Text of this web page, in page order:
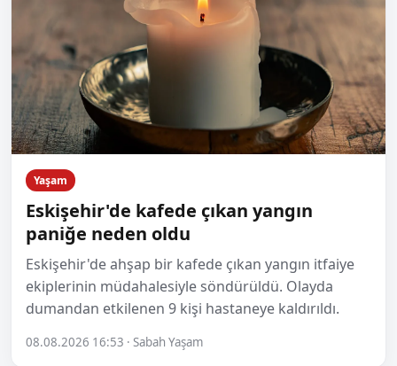
Yaşam
Eskişehir'de kafede çıkan yangın
paniğe neden oldu
Eskişehir'de ahşap bir kafede çıkan yangın itfaiye
ekiplerinin müdahalesiyle söndürüldü. Olayda
dumandan etkilenen 9 kişi hastaneye kaldırıldı.
08.08.2026 16:53 · Sabah Yaşam